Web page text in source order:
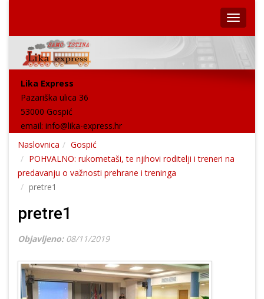
Lika Express
Pazariška ulica 36
53000 Gospić
email: info@lika-express.hr
Naslovnica
Gospić
POHVALNO: rukometaši, te njihovi roditelji i treneri na
predavanju o važnosti prehrane i treninga
pretre1
pretre1
Objavljeno: 08/11/2019